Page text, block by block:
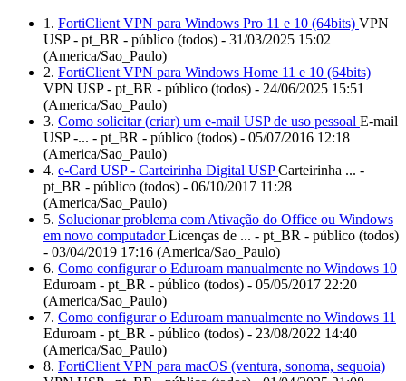
1. FortiClient VPN para Windows Pro 11 e 10 (64bits) VPN
USP - pt_BR - público (todos) - 31/03/2025 15:02
(America/Sao_Paulo)
2. FortiClient VPN para Windows Home 11 e 10 (64bits)
VPN USP - pt_BR - público (todos) - 24/06/2025 15:51
(America/Sao_Paulo)
3. Como solicitar (criar) um e-mail USP de uso pessoal E-mail
USP -... - pt_BR - público (todos) - 05/07/2016 12:18
(America/Sao_Paulo)
4. e-Card USP - Carteirinha Digital USPCarteirinha ... -
pt_BR - público (todos) - 06/10/2017 11:28
(America/Sao_Paulo)
5. Solucionar problema com Ativação do Office ou Windows
em novo computadorLicenças de ... - pt_BR - público (todos)
- 03/04/2019 17:16 (America/Sao_Paulo)
6. Como configurar o Eduroam manualmente no Windows 10
Eduroam - pt_BR - público (todos) - 05/05/2017 22:20
(America/Sao_Paulo)
7. Como configurar o Eduroam manualmente no Windows 11
Eduroam - pt_BR - público (todos) - 23/08/2022 14:40
(America/Sao_Paulo)
8. FortiClient VPN para macOS (ventura, sonoma, sequoia)